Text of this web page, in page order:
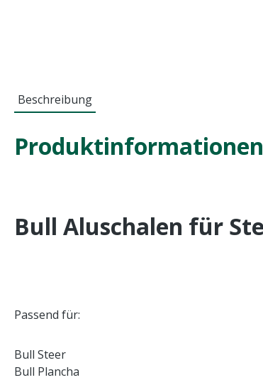
Beschreibung
Bull Aluschalen für
Passend für:
Bull Steer
Bull Plancha